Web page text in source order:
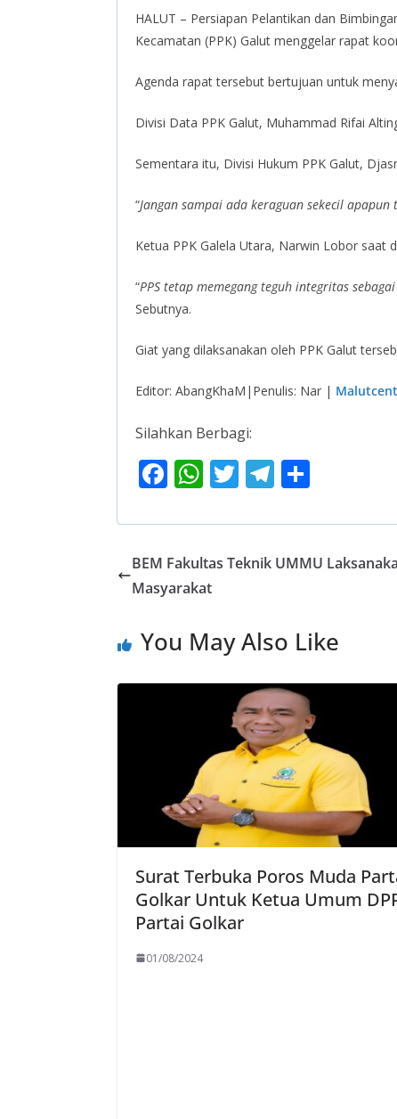
HALUT – Persiapan Pelantikan dan
Kecamatan (PPK) Galut menggelar rapat
Agenda rapat tersebut bertujuan untuk
Divisi Data PPK Galut, Muhammad Rifai
Sementara itu, Divisi Hukum PPK Galut,
“Jangan sampai ada keraguan sekecil
Ketua PPK Galela Utara, Narwin Lobor saat
“PPS tetap memegang teguh integritas
Sebutnya.
Giat yang dilaksanakan oleh PPK Galut
Editor: AbangKhaM|Penulis: Nar |
Silahkan Berbagi:
F
e
b
o
k
W
at
s
A
p
T
itt
er
T
e
gr
ar
e
BEM Fakultas Teknik UMMU
Masyarakat
You May Also Like
Surat Terbuka Poros Muda
Golkar Untuk Ketua Umum
Partai Golkar
01/08/2024